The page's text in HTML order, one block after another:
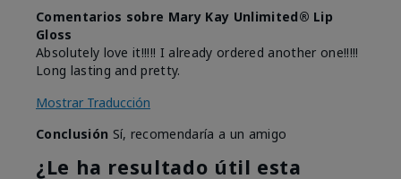
Comentarios sobre Mary Kay Unlimited® Lip
Gloss
Absolutely love it!!!!! I already ordered another one!!!!!
Long lasting and pretty.
Mostrar Traducción
Conclusión Sí, recomendaría a un amigo
¿Le ha resultado útil esta